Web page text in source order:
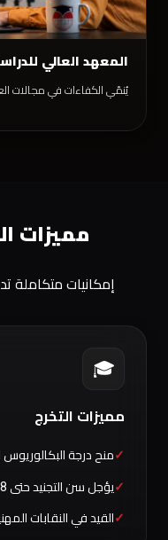
المعهد العالي
يُنمّي الكفاءات في مجالات
مميزات
إمكانيات متكاملة
🎓
مميزات التخرج
منح درجة
يؤجل سن التجنيد حتى 28 سنة
القيد في النقابات